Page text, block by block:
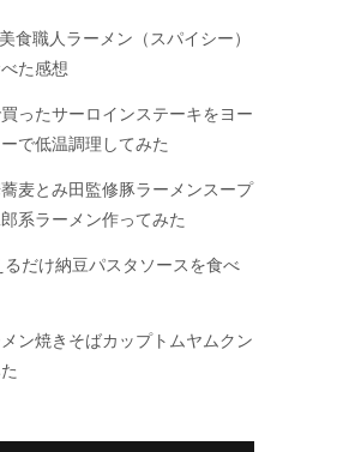
職人ラーメン（スパイシー）
た感想
ったサーロインステーキをヨー
で低温調理してみた
麦とみ田監修豚ラーメンスープ
系ラーメン作ってみた
るだけ納豆パスタソースを食べ
ン焼きそばカップトムヤムクン